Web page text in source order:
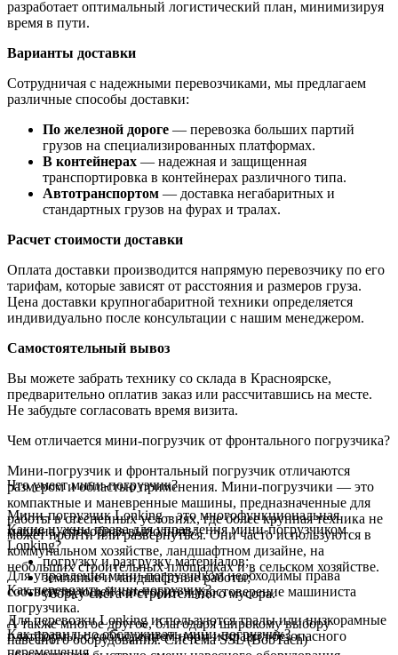
разработает оптимальный логистический план, минимизируя
время в пути.
Варианты доставки
Сотрудничая с надежными перевозчиками, мы предлагаем
различные способы доставки:
По железной дороге — перевозка больших партий
грузов на специализированных платформах.
В контейнерах — надежная и защищенная
транспортировка в контейнерах различного типа.
Автотранспортом — доставка негабаритных и
стандартных грузов на фурах и тралах.
Расчет стоимости доставки
Оплата доставки производится напрямую перевозчику по его
тарифам, которые зависят от расстояния и размеров груза.
Цена доставки крупногабаритной техники определяется
индивидуально после консультации с нашим менеджером.
Самостоятельный вывоз
Вы можете забрать технику со склада в Красноярске,
предварительно оплатив заказ или рассчитавшись на месте.
Не забудьте согласовать время визита.
Чем отличается мини-погрузчик от фронтального погрузчика?
Мини-погрузчик и фронтальный погрузчик отличаются
размером и областью применения. Мини-погрузчики — это
компактные и маневренные машины, предназначенные для
работы в стесненных условиях, где более крупная техника не
может пройти или развернуться. Они часто используются в
коммунальном хозяйстве, ландшафтном дизайне, на
небольших строительных площадках и в сельском хозяйстве.
Что умеет мини-погрузчик?
Мини-погрузчик Lonking – это многофункциональная
машина, способная выполнять:
погрузку и разгрузку материалов;
земляные и ландшафтные работы;
уборку снега и строительного мусора.
А также многое другое, благодаря широкому выбору
навесного оборудования. Система SSL (BobTach)
Какие нужны права для управления мини-погрузчиком
Lonking?
Для управления мини-погрузчиком необходимы права
соответствующей категории и удостоверение машиниста
погрузчика.
Как перевозить мини-погрузчик?
Для перевозки Lonking используются тралы или низкорамные
платформы, с соблюдением норм и правил безопасного
Как правильно обслуживать мини-погрузчик?